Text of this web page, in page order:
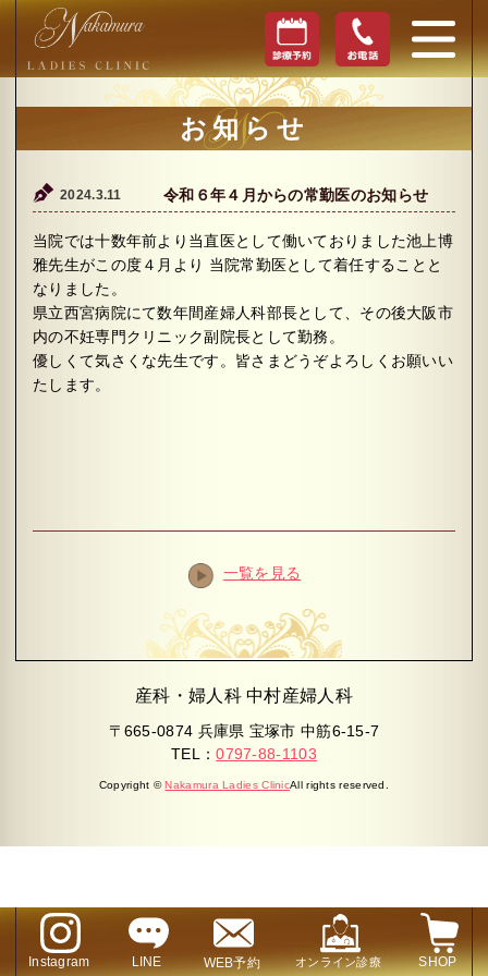
お知らせ
2024.3.11 令和６年４月からの常勤医のお知らせ
当院では十数年前より当直医として働いておりました池上博
雅先生がこの度４月より 当院常勤医として着任することと
なりました。
県立西宮病院にて数年間産婦人科部長として、その後大阪市
内の不妊専門クリニック副院長として勤務。
優しくて気さくな先生です。皆さまどうぞよろしくお願いい
たします。
一覧を見る
Instagram LINE WEB予約 オンライン診療 SHOP
産科・婦人科 中村産婦人科
〒665-0874 兵庫県 宝塚市 中筋6-15-7
TEL：0797-88-1103
Copyright ©Nakamura Ladies ClinicAll rights reserved.